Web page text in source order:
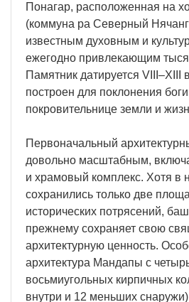
Понагар, расположенная на
(коммуна ра Северный
известным духовным и
ежегодно привлекающим
Памятник датируется VIII–XIII
построен для поклонения
покровительнице земли и
Первоначальный
довольно масштабным,
и храмовый комплекс. Хотя в
сохранились только две
исторических потрясений,
прежнему сохраняет свою
архитектурную ценность.
архитектура Мандапы с
восьмиугольных кирпичных
внутри и 12 меньших